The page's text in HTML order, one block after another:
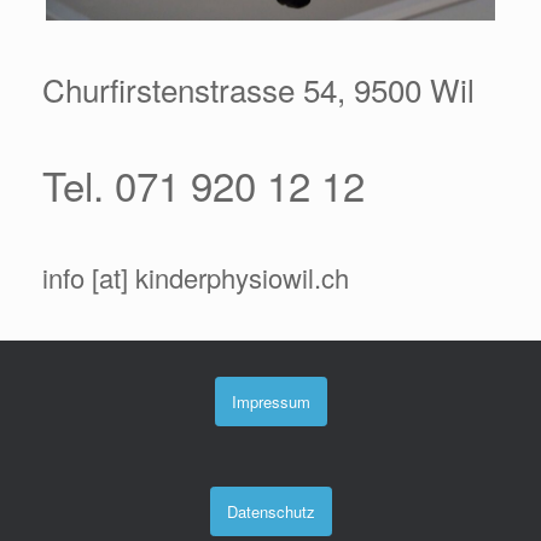
Churfirstenstrasse 54, 9500 Wil
Tel. 071 920 12 12
info [at] kinderphysiowil.ch
Impressum
Datenschutz